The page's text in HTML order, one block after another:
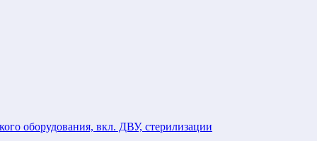
оборудования, вкл. ДВУ, стерилизации